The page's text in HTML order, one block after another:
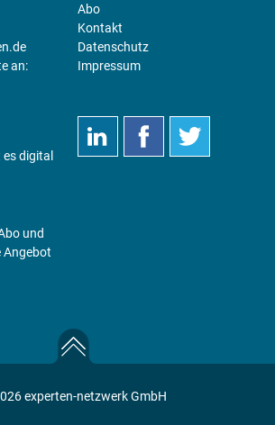
an:
Abo
Kontakt
Datenschutz
Impressum
digital
und
Angebot
experten-netzwerk GmbH